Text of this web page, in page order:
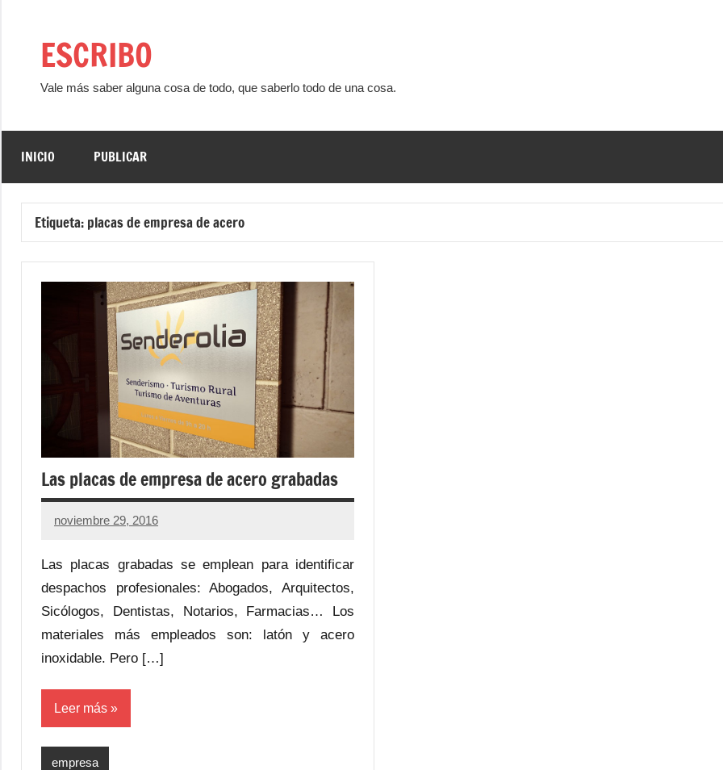
contenidoESCRIBO
Vale más saber alguna cosa de todo, que saberlo todo de una cosa.
INICIO PUBLICAR
Etiqueta: placas de empresa de acero
Las placas de empresa de acero grabadas
noviembre 29, 2016
No
comentarios
Las placas grabadas se emplean para identificar
despachos profesionales: Abogados, Arquitectos,
Sicólogos, Dentistas, Notarios, Farmacias… Los
materiales más empleados son: latón y acero
inoxidable. Pero […]
Leer más
empresa